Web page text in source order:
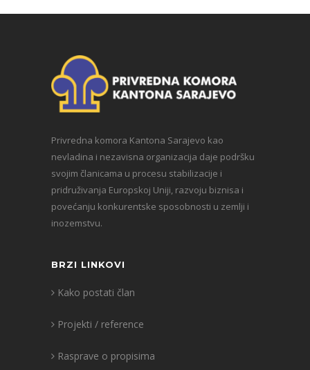
Privredna komora Kantona Sarajevo kao
nevladina i nezavisna organizacija daje podršku
svojim članicama u procesu stabilizacije i
pridruživanja Europskoj Uniji, razvoju biznisa i
povećanju konkurentske sposobnosti u zemlji i
inozemstvu.
BRZI LINKOVI
Kako postati član
Projekti / reference
Rasprave o propisima